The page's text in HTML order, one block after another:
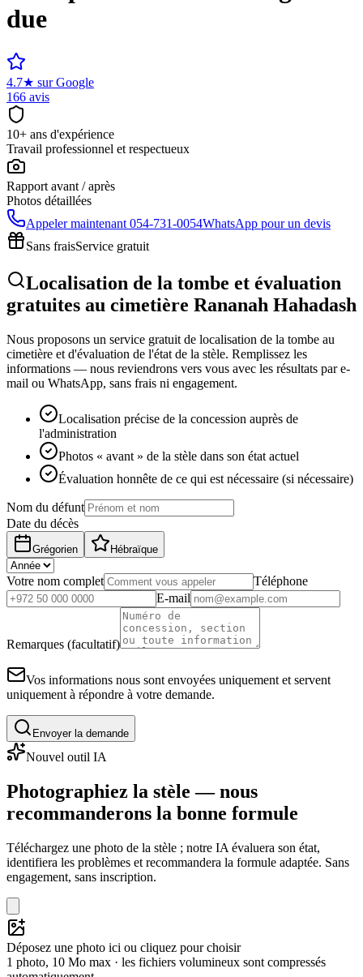
due
4.7★ sur Google
166 avis
10+ ans d'expérience
Travail professionnel et respectueux
Rapport avant / après
Photos détaillées
Appeler maintenant 054-731-0054WhatsApp pour un devis
Sans fraisService gratuit
Localisation de la tombe et évaluation
gratuites au cimetière Rananah Hahadash
Nous proposons un service gratuit de localisation de la tombe au
cimetière et d'évaluation de l'état de la stèle. Remplissez les
informations — nous reviendrons vers vous avec les résultats par e-
mail ou WhatsApp, sans frais ni engagement.
Localisation précise de la concession auprès de
l'administration
Photos « avant » de la stèle dans son état actuel
Évaluation honnête de ce qui est nécessaire (si nécessaire)
Nom du défunt
Date du décès
Grégorien Hébraïque
Votre nom complet
Téléphone
E-mail
Remarques (facultatif)
Vos informations nous sont envoyées uniquement et servent
uniquement à répondre à votre demande.
Envoyer la demande
Nouvel outil IA
Photographiez la stèle — nous
recommanderons la bonne formule
Téléchargez une photo de la stèle ; notre IA évaluera son état,
identifiera les problèmes et recommandera la formule adaptée. Sans
engagement, sans inscription.
Déposez une photo ici ou cliquez pour choisir
1 photo, 10 Mo max · les fichiers volumineux sont compressés